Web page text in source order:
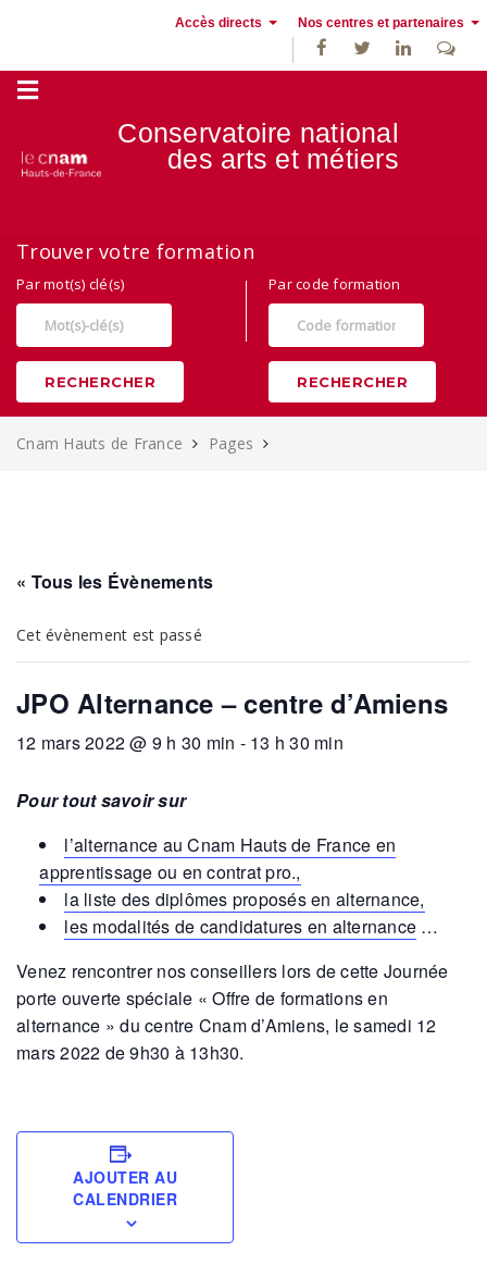
Accès directs Nos centres et partenaires
France
Conservatoire national
des arts et métiers
Trouver votre formation
Par mot(s) clé(s)
RECHERCHER
Par code formation
RECHERCHER
Cnam Hauts de France Pages
« Tous les Évènements
Cet évènement est passé
JPO Alternance – centre d’Amiens
12 mars 2022 @ 9 h 30 min - 13 h 30 min
Pour tout savoir sur
l’alternance au Cnam Hauts de France en
apprentissage ou en contrat pro.,
la liste des diplômes proposés en alternance,
les modalités de candidatures en alternance …
Venez rencontrer nos conseillers lors de cette Journée
porte ouverte spéciale « Offre de formations en
alternance » du centre Cnam d’Amiens, le samedi 12
mars 2022 de 9h30 à 13h30.
AJOUTER AU
CALENDRIER